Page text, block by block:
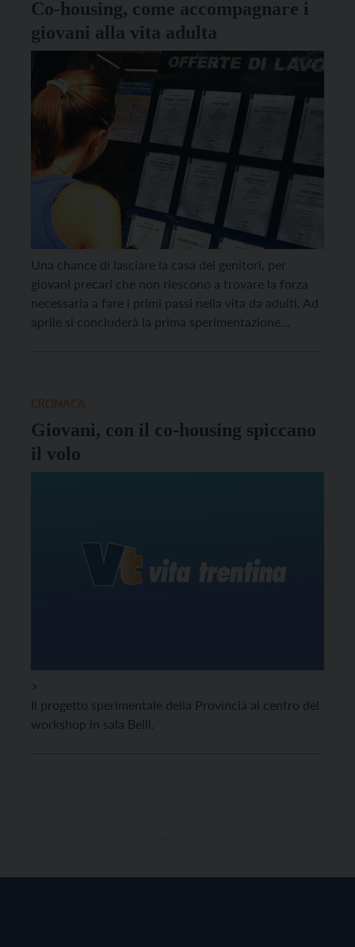
Co-housing, come accompagnare i
giovani alla vita adulta
Una chance di lasciare la casa dei genitori, per
giovani precari che non riescono a trovare la forza
necessaria a fare i primi passi nella vita da adulti. Ad
aprile si concluderà la prima sperimentazione
Giovani, con il co-housing spiccano
il volo
>
Il progetto sperimentale della Provincia al centro del
workshop in sala Belli.